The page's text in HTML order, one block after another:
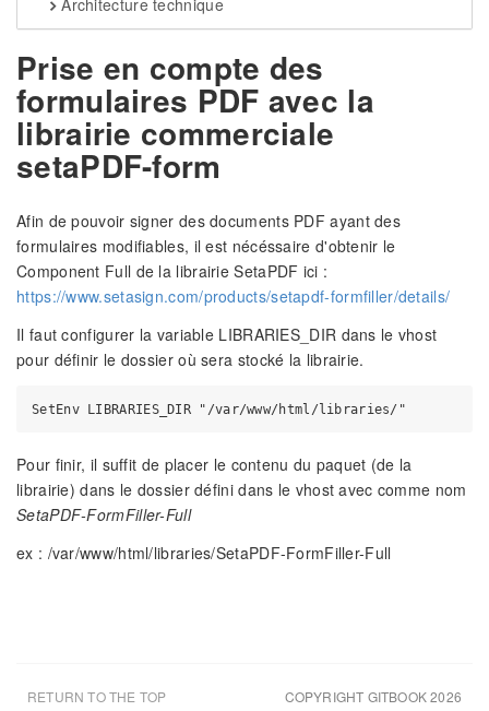
Architecture technique
Prise en compte des
formulaires PDF avec la
librairie commerciale
setaPDF-form
Afin de pouvoir signer des documents PDF ayant des
formulaires modifiables, il est nécéssaire d'obtenir le
Component Full de la librairie SetaPDF ici :
https://www.setasign.com/products/setapdf-formfiller/details/
Il faut configurer la variable LIBRARIES_DIR dans le vhost
pour définir le dossier où sera stocké la librairie.
Pour finir, il suffit de placer le contenu du paquet (de la
librairie) dans le dossier défini dans le vhost avec comme nom
SetaPDF-FormFiller-Full
ex : /var/www/html/libraries/SetaPDF-FormFiller-Full
COPYRIGHT GITBOOK 2026
RETURN TO THE TOP